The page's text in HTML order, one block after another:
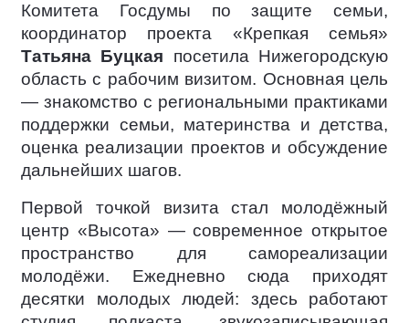
Комитета Госдумы по защите семьи,
координатор проекта «Крепкая семья»
Татьяна Буцкая посетила Нижегородскую
область с рабочим визитом. Основная цель
— знакомство с региональными практиками
поддержки семьи, материнства и детства,
оценка реализации проектов и обсуждение
дальнейших шагов.
Первой точкой визита стал молодёжный
центр «Высота» — современное открытое
пространство для самореализации
молодёжи. Ежедневно сюда приходят
десятки молодых людей: здесь работают